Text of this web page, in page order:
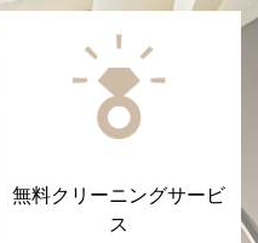
無料クリーニングサービ
ス